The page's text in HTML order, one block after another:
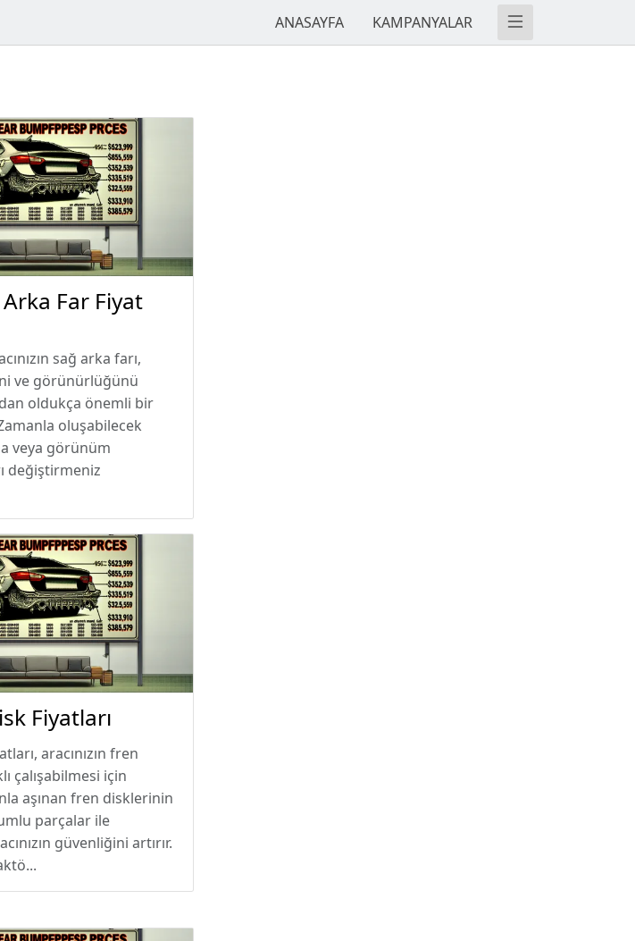
ANASAYFA KAMPANYALAR
Far Fiyat
sağ arka farı,
ve görünürlüğünü
oldukça önemli bir
oluşabilecek
veya görünüm
değiştirmeniz
Fiyatları
aracınızın fren
çalışabilmesi için
aşınan fren disklerinin
parçalar ile
güvenliğini artırır.